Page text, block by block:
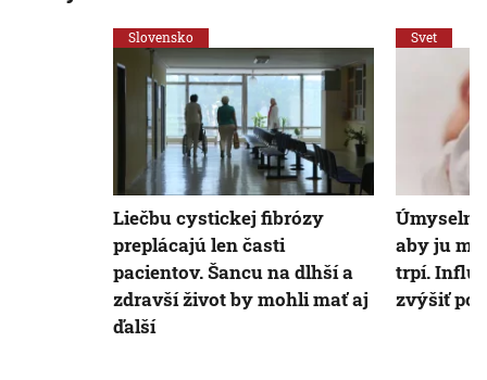
Slovensko
Liečbu cystickej fibrózy
preplácajú len časti
pacientov. Šancu na dlhší a
zdravší život by mohli mať aj
ďalší
Svet
aby ju
trpí.
zvýšiť